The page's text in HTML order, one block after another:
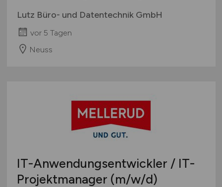
Lutz Büro- und Datentechnik GmbH
vor 5 Tagen
Neuss
IT-Anwendungsentwickler / IT-
Projektmanager (m/w/d)